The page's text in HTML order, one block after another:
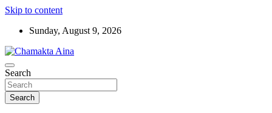
Skip to content
Sunday, August 9, 2026
Chamakta Aina
Hindi News Paper – Jharkhand
Search
Search